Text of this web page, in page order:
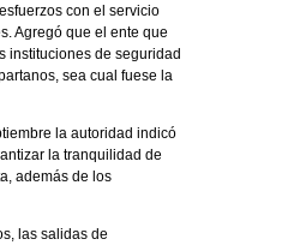
con el servicio
Agregó que el ente que
instituciones de seguridad
sea cual fuese la
la autoridad indicó
la tranquilidad de
además de los
las salidas de